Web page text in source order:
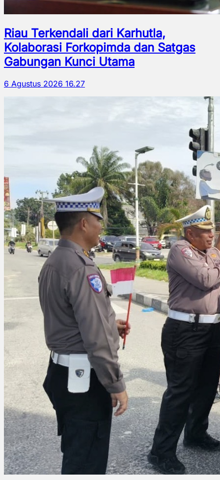
Riau Terkendali dari Karhutla,
Kolaborasi Forkopimda dan Satgas
Gabungan Kunci Utama
6 Agustus 2026 16.27